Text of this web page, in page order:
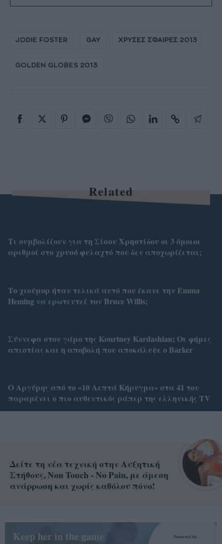
JODIE FOSTER GAY ΧΡΥΣΕΣ ΣΦΑΙΡΕΣ 2013
GOLDEN GLOBES 2013
Related
Τι συμβολίζουν για τη Σίσσυ Χρηστίδου οι 3 όμοιοι
αριθμοί στο χρυσό φυλαχτό που δεν αποχωρίζεται;
Το χιούμορ ήταν τελικά αυτό που έκανε την Emma
Heming να ερωτευτεί τον Bruce Willis;
Σύννεφα στον γάμο της Kourtney Kardashian; Οι φήμες
απιστίας και η αποβολή που αποκάλυψε ο Barker
Ο Αργύρης από το «10 Λεπτά Κήρυγμα» στα 41 του
παραμένει ο πιο αυθεντικός ράπερ της ελληνικής TV
Δείτε τη νέα τεχνική στην Αυξητική
Στήθους, Non Touch - No Pain, με άμεση
ανάρρωση και χωρίς καθόλου πόνο!
Keep her in the game